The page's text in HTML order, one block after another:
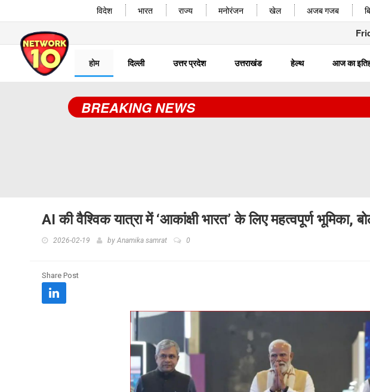
विदेश भारत राज्य मनोरंजन खेल अजब गजब
होम दिल्ली उत्तर प्रदेश उत्तराखंड हेल्थ आज का
BREAKING NEWS
AI की वैश्विक यात्रा में ‘आकांक्षी भारत’ के लिए महत्वपूर्ण भूमिका,
2026-02-19 by Anamika samrat 0
Share Post